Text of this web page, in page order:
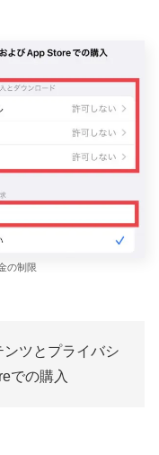
の制限
ツとプライバシ
での購入